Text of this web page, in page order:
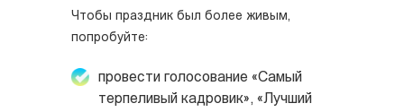
Чтобы праздник был более живым,
попробуйте:
провести голосование «Самый
терпеливый кадровик», «Лучший